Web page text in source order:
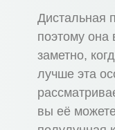
Дистальная
поэтому она
заметно,
лучше эта
вы её